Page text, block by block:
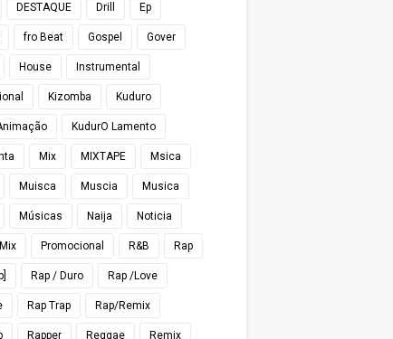
DESTAQUE Drill Ep
fro Beat Gospel Gover
House Instrumental
Kizomba Kuduro
KudurO Lamento
Mix MIXTAPE Msica
Muisca Muscia Musica
Músicas Naija Noticia
Promocional R&B Rap
Rap / Duro Rap /Love
Rap Trap Rap/Remix
Rapper Reggae Remix